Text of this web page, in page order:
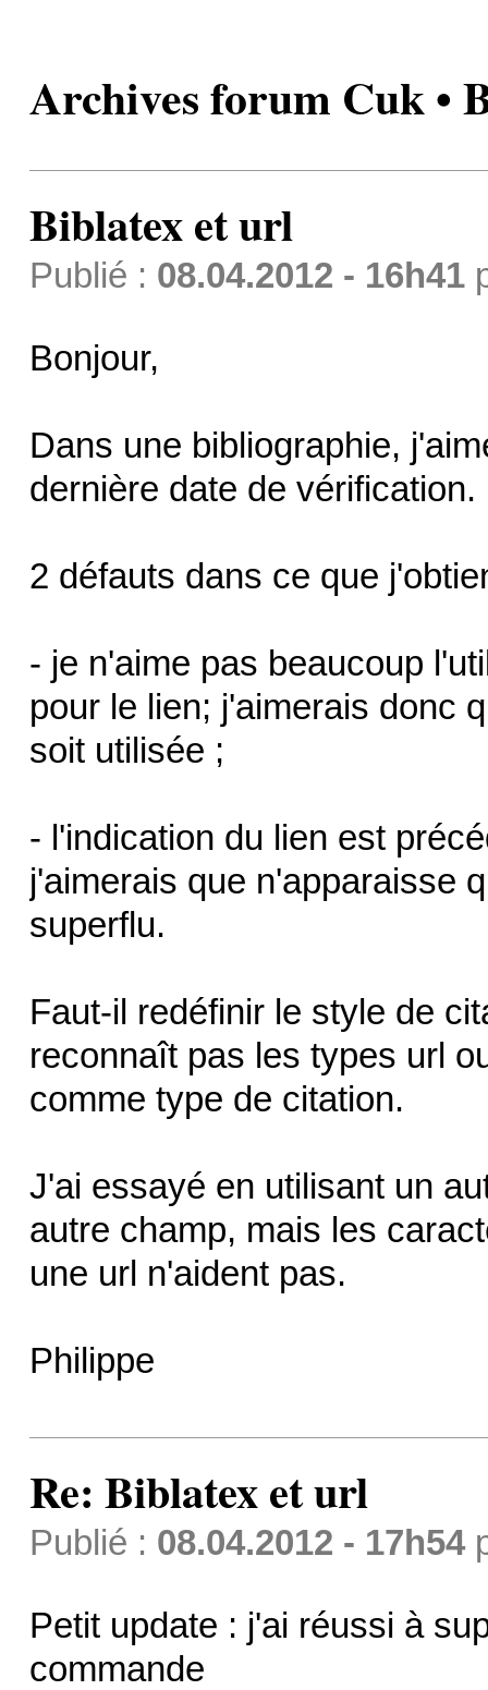
Archives forum Cuk •
Biblatex et url
Publié : 08.04.2012 - 16h41
Bonjour,
Dans une bibliographie,
dernière date de vérification.
2 défauts dans ce que
- je n'aime pas beaucoup
pour le lien; j'aimerais donc
soit utilisée ;
- l'indication du lien est
j'aimerais que n'apparaisse
superflu.
Faut-il redéfinir le style de
reconnaît pas les types url
comme type de citation.
J'ai essayé en utilisant un
autre champ, mais les
une url n'aident pas.
Philippe
Re: Biblatex et url
Publié : 08.04.2012 - 17h54
Petit update : j'ai réussi à
commande